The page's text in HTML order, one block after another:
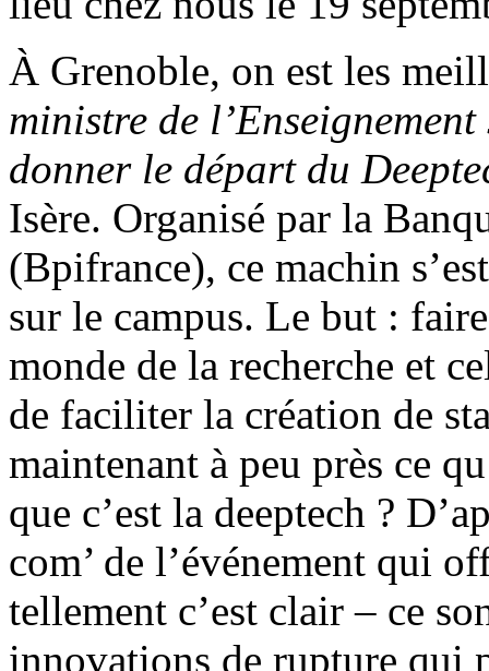
À Grenoble, on est les
ministre de
donner le départ du
Isère. Organisé par la
(Bpifrance), ce machin
sur le campus. Le but :
monde de la recherche et
de faciliter la création de
maintenant à peu près ce
que c’est la deeptech ?
com’ de l’événement qui
tellement c’est clair – ce
innovations de rupture qui